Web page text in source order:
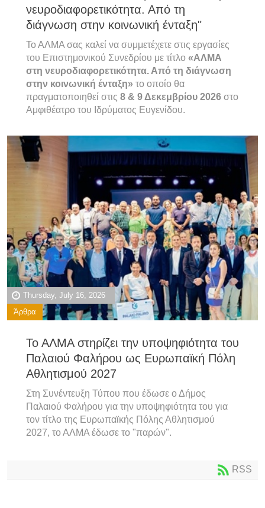
νευροδιαφορετικότητα. Από τη
διάγνωση στην κοινωνική ένταξη"
Το ΑΛΜΑ σας καλεί να συμμετέχετε στις εργασίες
του Επιστημονικού Συνεδρίου με τίτλο «ΑΛΜΑ
στη νευροδιαφορετικότητα. Από τη διάγνωση
στην κοινωνική ένταξη» το οποίο θα
πραγματοποιηθεί στις 8 & 9 Δεκεμβρίου 2026 στο
Αμφιθέατρο του Ιδρύματος Ευγενίδου.
Thursday, July 16, 2026
Άρθρα
Το ΑΛΜΑ στηρίζει την υποψηφιότητα του
Παλαιού Φαλήρου ως Ευρωπαϊκή Πόλη
Αθλητισμού 2027
Στη Συνέντευξη Τύπου που έδωσε ο Δήμος
Παλαιού Φαλήρου για την υποψηφιότητα του για
τον τίτλο της Ευρωπαϊκής Πόλης Αθλητισμού
2027, το ΑΛΜΑ έδωσε το "παρών".
RSS